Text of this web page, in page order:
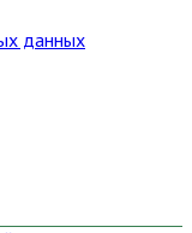
данных